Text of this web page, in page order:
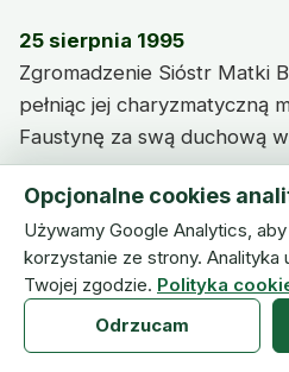
25 sierpnia 1995
Zgromadzenie Sióstr Matki
pełniąc jej charyzmatyczną
Faustynę za swą duchową
7 czerwca 1997
Pielgrzymka Ojca Świętego
Sanktuarium Bożego
Łagiewnikach, modlitwa
obrazem Jezusa
Opcjonalne cookies
Używamy Google Analytics,
korzystanie ze strony. Analityka
Twojej zgodzie. Polityka
Odrzucam